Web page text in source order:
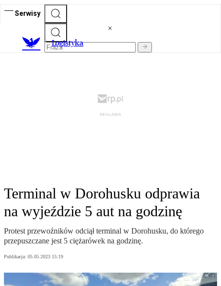
Serwisy
Logistyka
Terminal w Dorohusku odprawia
na wyjeździe 5 aut na godzinę
Protest przewoźników odciął terminal w Dorohusku, do którego
przepuszczane jest 5 ciężarówek na godzinę.
Publikacja: 05.05.2023 15:19